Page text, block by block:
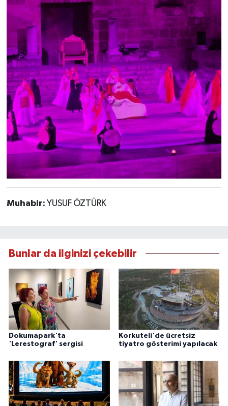
Muhabir: YUSUF ÖZTÜRK
Bunlar da ilginizi çekebilir
Dokumapark'ta
'Lerestograf' sergisi
Korkuteli'de ücretsiz
tiyatro gösterimi yapılacak